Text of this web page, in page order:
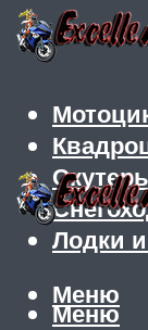
Лодки
Меню
Меню